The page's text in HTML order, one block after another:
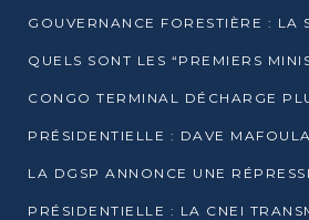
QUELS SONT LES “PREMIERS